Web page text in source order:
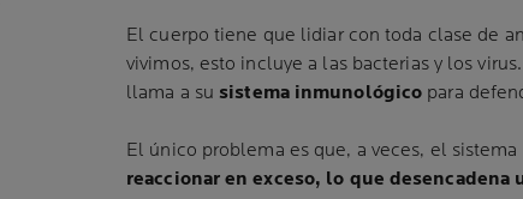
El cuerpo tiene que lidiar con toda clase de
vivimos, esto incluye a las bacterias y los
llama a su sistema inmunológico para
El único problema es que, a veces, el
reaccionar en exceso, lo que desencadena